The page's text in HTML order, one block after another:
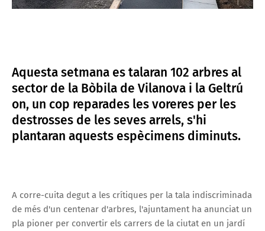
Aquesta setmana es talaran 102 arbres al
sector de la Bòbila de Vilanova i la Geltrú
on, un cop reparades les voreres per les
destrosses de les seves arrels, s'hi
plantaran aquests espècimens diminuts.
A corre-cuita degut a les crítiques per la tala indiscriminada
de més d'un centenar d'arbres, l'ajuntament ha anunciat un
pla pioner per convertir els carrers de la ciutat en un jardí